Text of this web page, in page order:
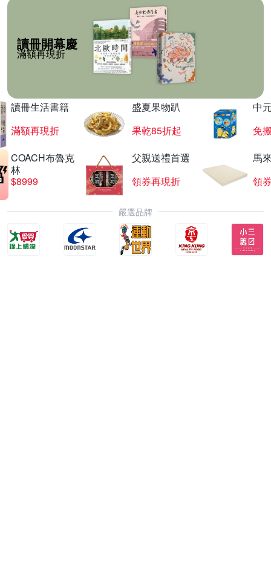
讀冊開幕慶
滿額再現折
讀冊生活書籍
滿額再現折
盛夏果物趴
果乾85折起
中
免
COACH布魯克
林
$8999
父親送禮首選
領券再現折
馬
領
嚴選品牌